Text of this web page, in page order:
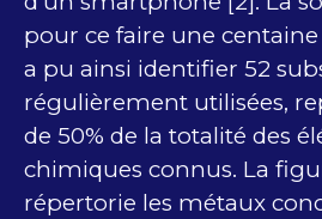
pour ce faire une
a pu ainsi identifier 52
régulièrement utilisées,
de 50% de la totalité des
chimiques connus. La
répertorie les métaux